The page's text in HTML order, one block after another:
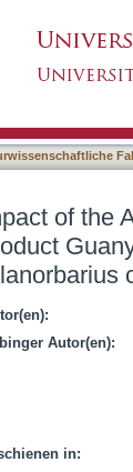
of the
Autor(en):
in: